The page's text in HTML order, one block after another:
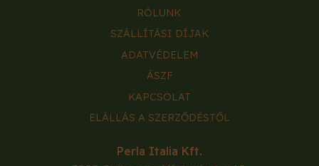
RÓLUNK
SZÁLLÍTÁSI DÍJAK
ADATVÉDELEM
ÁSZF
KAPCSOLAT
ELÁLLÁS A SZERZŐDÉSTŐL
Perla Italia Kft.